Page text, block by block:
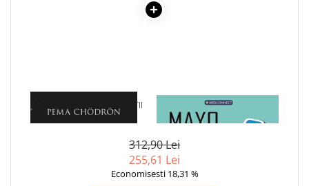
1 x CURAJ IN FATA MORTII
1 x MAYO CLINIC. CARTEA
ESENTIALA DESPRE DIABETUL
312,90 Lei
255,61 Lei
Economisesti 18,31 %